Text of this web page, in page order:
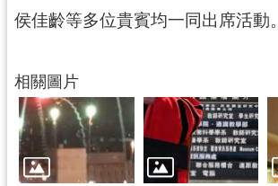
政
站
資
料
開
放
侯佳齡等多位貴賓均一同出席活動。
相關圖片